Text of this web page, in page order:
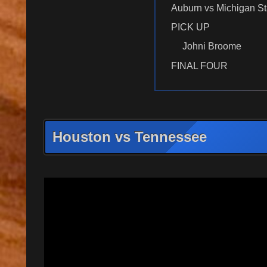
Auburn vs Michigan
PICK UP
Johni Broome
FINAL FOUR
Houston vs Tennessee